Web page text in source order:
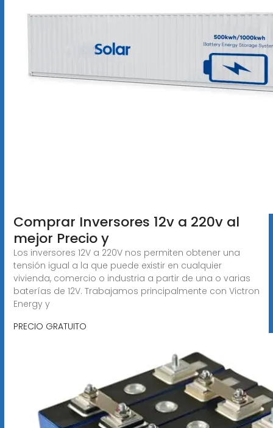
Comprar Inversores 12v a 220v al
mejor Precio y
Los inversores 12V a 220V nos permiten obtener una
tensión igual a la que puede existir en cualquier
vivienda, comercio o industria a partir de una o varias
baterías de 12V. Trabajamos principalmente con Victron
Energy y
PRECIO GRATUITO